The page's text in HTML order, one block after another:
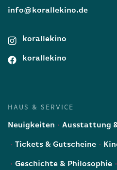
info@korallekino.de
korallekino
korallekino
HAUS & SERVICE
Neuigkeiten Ausstattung
Tickets & Gutscheine
Geschichte & Philosophie